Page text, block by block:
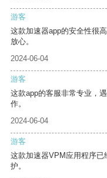
游客
这款加速器app的安全性很
放心。
2024-06-04
游客
这款app的客服非常专业，
作。
2024-06-04
游客
这款加速器VPM应用程序
护。